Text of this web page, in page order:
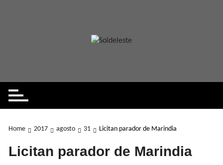
Home 2017 agosto 31 Licitan parador de Marindia
Licitan parador de Marindia